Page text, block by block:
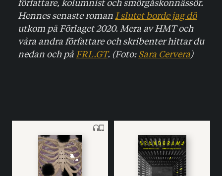
Hennes senaste roman I slutet borde jag dö
utkom på Förlaget 2020. Mera av HMT och
våra andra författare och skribenter hittar du
nedan och på FRL.GT. (Foto:Sara Cervera)